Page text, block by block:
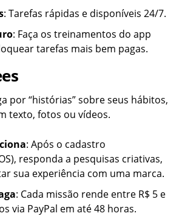
: Tarefas rápidas e disponíveis 24/7.
: Faça os treinamentos do app
tarefas mais bem pagas.
por “histórias” sobre seus hábitos,
texto, fotos ou vídeos.
: Após o cadastro
responda a pesquisas criativas,
sua experiência com uma marca.
: Cada missão rende entre R$ 5 e
via PayPal em até 48 horas.